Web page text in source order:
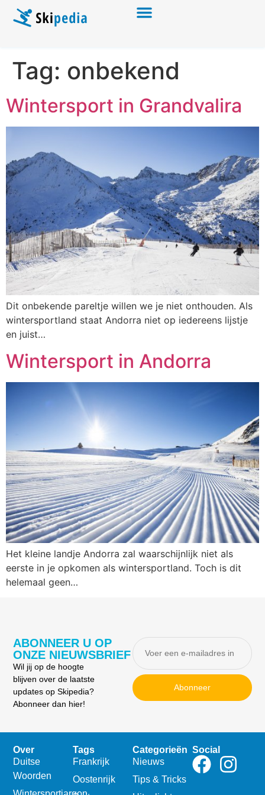
Tag: onbekend
Wintersport in Grandvalira
Dit onbekende pareltje willen we je niet onthouden. Als
wintersportland staat Andorra niet op iedereens lijstje
en juist…
Wintersport in Andorra
Het kleine landje Andorra zal waarschijnlijk niet als
eerste in je opkomen als wintersportland. Toch is dit
helemaal geen…
ABONNEER U OP
ONZE NIEUWSBRIEF
Wil jij op de hoogte
blijven over de laatste
updates op Skipedia?
Abonneer dan hier!
Abonneer
Over
Duitse
Woorden
Tags
Frankrijk
Oostenrijk
Categorieën
Nieuws
Tips & Tricks
Social